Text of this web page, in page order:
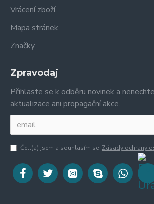
Vrácení zboží
Mapa stránek
Značky
Zpravodaj
Přihlaste se k odběru novinek a
aktualizace ani propagační akce.
Četl(a) jsem a souhlasím se Zásady ochrany